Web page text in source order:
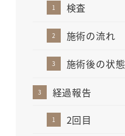
検査
施術の流れ
施術後の状態
経過報告
2回目